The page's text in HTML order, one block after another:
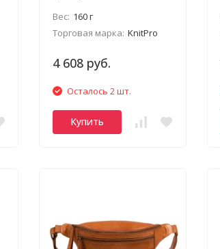
Вес: 160 г
Торговая марка: KnitPro
4 608 руб.
Осталось 2 шт.
Купить